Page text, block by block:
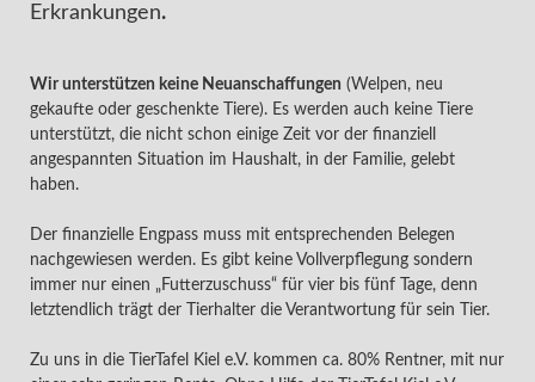
Erkrankungen.
Wir unterstützen keine Neuanschaffungen (Welpen, neu
gekaufte oder geschenkte Tiere). Es werden auch keine Tiere
unterstützt, die nicht schon einige Zeit vor der finanziell
angespannten Situation im Haushalt, in der Familie, gelebt
haben.
Der finanzielle Engpass muss mit entsprechenden Belegen
nachgewiesen werden. Es gibt keine Vollverpflegung sondern
immer nur einen „Futterzuschuss“ für vier bis fünf Tage, denn
letztendlich trägt der Tierhalter die Verantwortung für sein Tier.
Zu uns in die TierTafel Kiel e.V. kommen ca. 80% Rentner, mit nur